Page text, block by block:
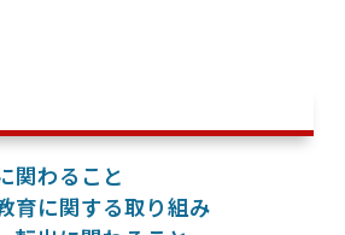
関わること
育に関する取り組み